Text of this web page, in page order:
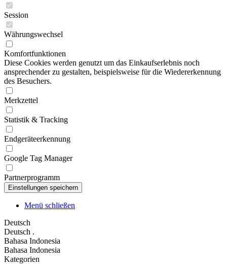
Session
Währungswechsel
Komfortfunktionen
Diese Cookies werden genutzt um das Einkaufserlebnis noch
ansprechender zu gestalten, beispielsweise für die Wiedererkennung
des Besuchers.
Merkzettel
Statistik & Tracking
Endgeräteerkennung
Google Tag Manager
Partnerprogramm
Menü schließen
Deutsch
Deutsch .
Bahasa Indonesia
Bahasa Indonesia
Kategorien